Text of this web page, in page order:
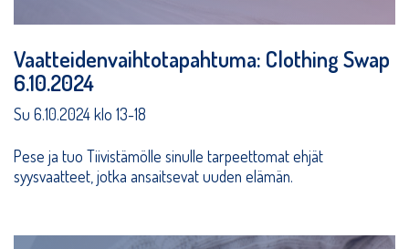
Vaatteidenvaihtotapahtuma: Clothing Swap
6.10.2024
Su 6.10.2024 klo 13-18
Pese ja tuo Tiivistämölle sinulle tarpeettomat ehjät
syysvaatteet, jotka ansaitsevat uuden elämän.